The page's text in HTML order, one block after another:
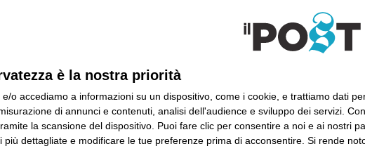
è la nostra priorità
e/o accediamo a informazioni su un dispositivo, come i cookie, e trattiamo dati
di annunci e contenuti, analisi dell'audience e sviluppo dei servizi.
la scansione del dispositivo. Puoi fare clic per consentire a noi e ai nostri
dettagliate e modificare le tue preferenze prima di acconsentire. Si rende
Wittgenstein
sui cookie
Ultimi articoli
A chi pensi, quando senti dire
Con due pistole caricate a salve e un
parole
Cinquantaquattro contro quarantasei